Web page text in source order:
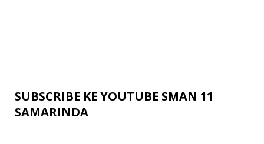
SUBSCRIBE KE YOUTUBE SMAN 11
SAMARINDA